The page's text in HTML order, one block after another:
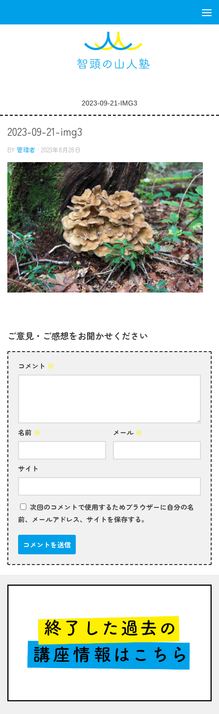
2023-09-21-IMG3
2023-09-21-img3
BY 管理者 · 2023年8月28日
ご意見・ご感想をお聞かせください
コメント ※
名前 ※ メール ※
サイト
次回のコメントで使用するためブラウザーに自分の名
前、メールアドレス、サイトを保存する。